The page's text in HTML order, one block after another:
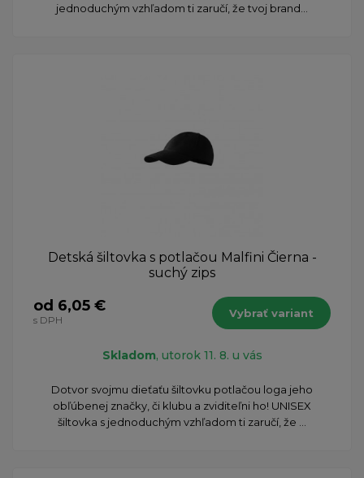
jednoduchým vzhľadom ti zaručí, že tvoj brand...
Detská šiltovka s potlačou Malfini Čierna -
suchý zips
od 6,05 €
s DPH
Vybrať variant
Skladom, utorok 11. 8. u vás
Dotvor svojmu dieťaťu šiltovku potlačou loga jeho
obľúbenej značky, či klubu a zviditeľni ho! UNISEX
šiltovka s jednoduchým vzhľadom ti zaručí, že ...